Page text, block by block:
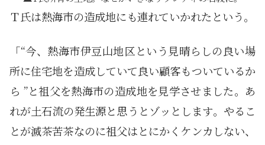
Ｔ氏は熱海市の造成地にも連れていかれたという。
「“今、熱海市伊豆山地区という見晴らしの良い場
所に住宅地を造成していて良い顧客もついているか
ら ”と祖父を熱海市の造成地を見学させました。あ
れが土石流の発生源と思うとゾッとします。やるこ
とが滅茶苦茶なのに祖父はとにかくケンカしない、